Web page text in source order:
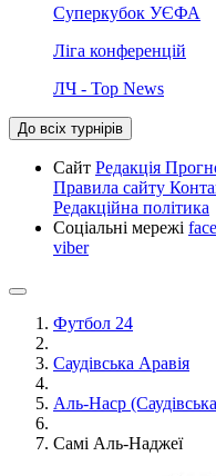
Суперкубок УЄФА
Ліга конференцій
ЛЧ - Top News
До всіх турнірів
Сайт Редакція
Правила сайту
Редакційна політика
Соціальні мережі
viber
Футбол 24
Саудівська Аравія
Аль-Наср
Самі Аль-Наджеї